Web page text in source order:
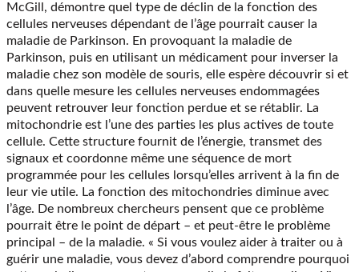
McGill, démontre quel type de déclin de la fonction des
cellules nerveuses dépendant de l’âge pourrait causer la
maladie de Parkinson. En provoquant la maladie de
Parkinson, puis en utilisant un médicament pour inverser la
maladie chez son modèle de souris, elle espère découvrir si et
dans quelle mesure les cellules nerveuses endommagées
peuvent retrouver leur fonction perdue et se rétablir. La
mitochondrie est l’une des parties les plus actives de toute
cellule. Cette structure fournit de l’énergie, transmet des
signaux et coordonne même une séquence de mort
programmée pour les cellules lorsqu’elles arrivent à la fin de
leur vie utile. La fonction des mitochondries diminue avec
l’âge. De nombreux chercheurs pensent que ce problème
pourrait être le point de départ – et peut-être le problème
principal – de la maladie. « Si vous voulez aider à traiter ou à
guérir une maladie, vous devez d’abord comprendre pourquoi